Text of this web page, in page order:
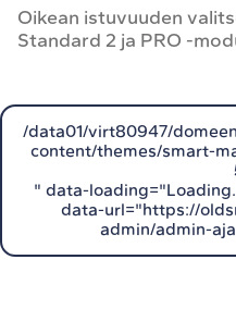
Oikean istuvuuden
Standard 2 ja PRO -
/data01/virt80947/
content/themes/smart-
" data-
data-url="https://
admin/admin-